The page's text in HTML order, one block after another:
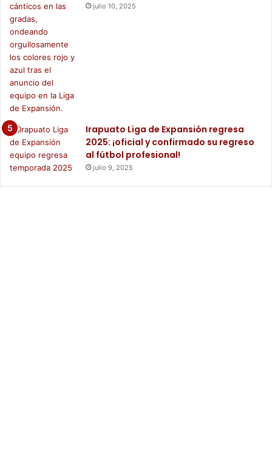
julio 10, 2025
Irapuato Liga de Expansión regresa
2025: ¡oficial y confirmado su regreso
al fútbol profesional!
julio 9, 2025